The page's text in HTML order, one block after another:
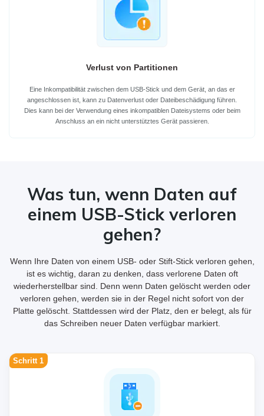
Verlust von Partitionen
Eine Inkompatibilität zwischen dem USB-Stick und dem Gerät, an das er
angeschlossen ist, kann zu Datenverlust oder Dateibeschädigung führen.
Dies kann bei der Verwendung eines inkompatiblen Dateisystems oder beim
Anschluss an ein nicht unterstütztes Gerät passieren.
Was tun, wenn Daten auf
einem USB-Stick verloren
gehen?
Wenn Ihre Daten von einem USB- oder Stift-Stick verloren gehen,
ist es wichtig, daran zu denken, dass verlorene Daten oft
wiederherstellbar sind. Denn wenn Daten gelöscht werden oder
verloren gehen, werden sie in der Regel nicht sofort von der
Platte gelöscht. Stattdessen wird der Platz, den er belegt, als für
das Schreiben neuer Daten verfügbar markiert.
Schritt 1